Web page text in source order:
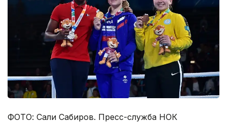
ФОТО: Сали Сабиров. Пресс-служба НОК